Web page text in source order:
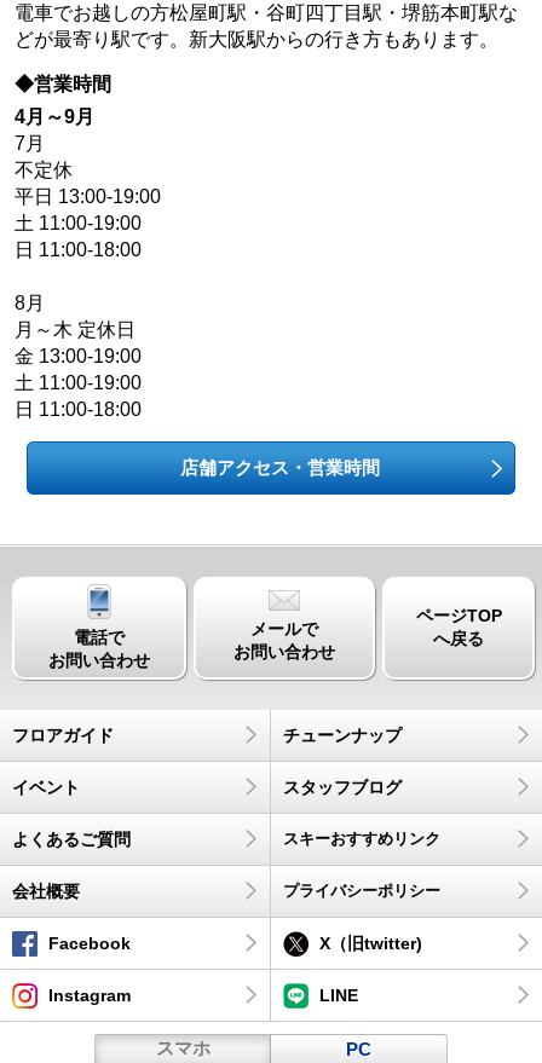
電車でお越しの方松屋町駅・谷町四丁目駅・堺筋本町駅な
どが最寄り駅です。新大阪駅からの行き方もあります。
◆営業時間
4月～9月
7月
不定休
平日 13:00-19:00
土 11:00-19:00
日 11:00-18:00
8月
月～木 定休日
金 13:00-19:00
土 11:00-19:00
日 11:00-18:00
店舗アクセス・営業時間
電話で
お問い合わせ
メールで
お問い合わせ
ページTOP
へ戻る
フロアガイド チューンナップ
イベント スタッフブログ
よくあるご質問 スキーおすすめリンク
会社概要 プライバシーポリシー
Facebook X（旧twitter)
Instagram LINE
スマホ PC